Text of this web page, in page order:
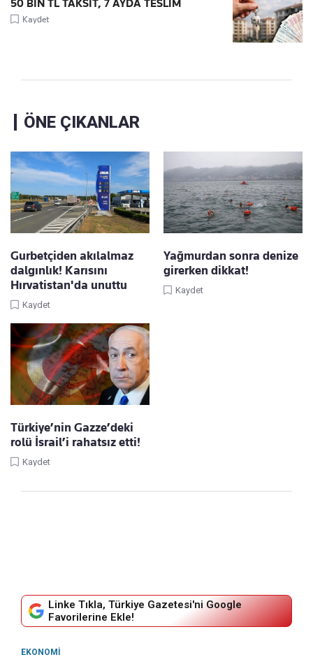
50 BİN TL TAKSİT, 7 AYDA TESLİM
Kaydet
ÖNE ÇIKANLAR
Gurbetçiden akılalmaz
dalgınlık! Karısını
Hırvatistan'da unuttu
Kaydet
Yağmurdan sonra denize
girerken dikkat!
Kaydet
Türkiye’nin Gazze’deki
rolü İsrail’i rahatsız etti!
Kaydet
Linke Tıkla, Türkiye Gazetesi'ni Google
Favorilerine Ekle!
EKONOMI